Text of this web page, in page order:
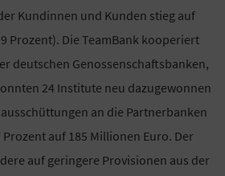
Kundinnen und Kunden stieg auf
Prozent). Die TeamBank kooperiert
deutschen Genossenschaftsbanken,
24 Institute neu dazugewonnen
an die Partnerbanken
auf 185 Millionen Euro. Der
auf geringere Provisionen aus der